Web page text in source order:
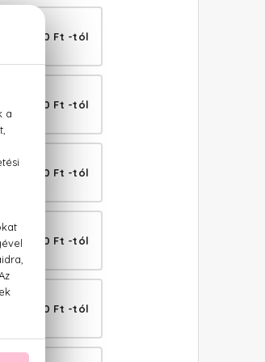
2.080 Ft -tól
2.080 Ft -tól
2.080 Ft -tól
2.080 Ft -tól
2.080 Ft -tól